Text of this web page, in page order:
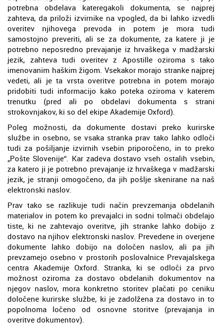
potrebna obdelava kateregakoli dokumenta, se najprej
zahteva, da priloži izvirnike na vpogled, da bi lahko izvedli
overitev njihovega prevoda in potem je mora tudi
samostojno preveriti, ali se za dokumente, za katere ji je
potrebno neposredno prevajanje iz hrvaškega v madžarski
jezik, zahteva tudi overitev z Apostille oziroma s tako
imenovanim haškim žigom. Vsekakor morajo stranke najprej
vedeti, ali je ta vrsta overitve potrebna in potem morajo
pridobiti tudi informacijo kako poteka oziroma v katerem
trenutku (pred ali po obdelavi dokumenta s strani
strokovnjakov, ki so del ekipe Akademije Oxford).
Poleg možnosti, da dokumente dostavi preko kurirske
službe in osebno, se vsaka stranka prav tako lahko odloči
tudi za pošiljanje izvirnih vsebin priporočeno, in to preko
„Pošte Slovenije“. Kar zadeva dostavo vseh ostalih vsebin,
za katero ji je potrebno prevajanje iz hrvaškega v madžarski
jezik, je stranji omogočeno, da jih pošlje skenirane na naš
elektronski naslov.
Prav tako se razlikuje tudi način prevzemanja obdelanih
materialov in potem ko prevajalci in sodni tolmači obdelajo
tiste, ki ne zahtevajo overitve, jih stranke lahko dobijo z
dostavo na njihov elektronski naslov. Prevedene in overjene
dokumente lahko dobijo na določen naslov, ali pa jih
prevzamejo osebno v prostorih poslovalnice Prevajalskega
centra Akademije Oxford. Stranka, ki se odloči za prvo
možnost oziroma za dostavo obdelanih dokumentov na
njegov naslov, mora konkretno storitev plačati po ceniku
določene kurirske službe, ki je zadolžena za dostavo in to
popolnoma ločeno od osnovne storitve (prevajanja in
overitve dokumentov).